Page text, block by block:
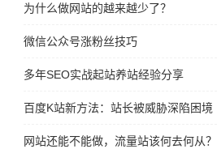
为什么做网站的越来越少了？
微信公众号涨粉丝技巧
多年SEO实战起站养站经验分享
百度K站新方法：站长被威胁深陷困境
网站还能不能做，流量站该何去何从？